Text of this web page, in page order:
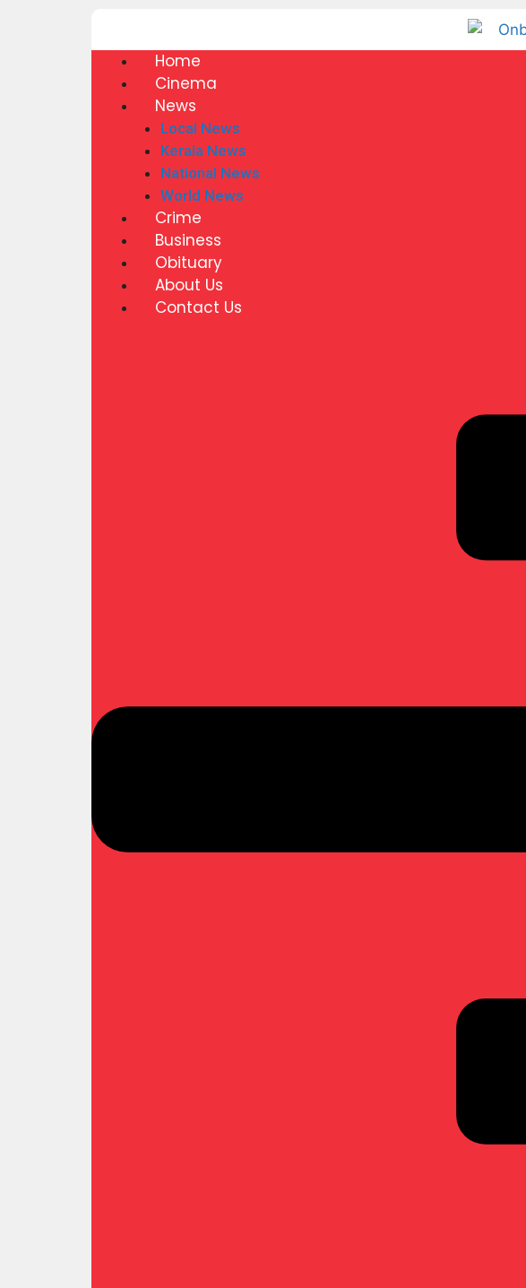
Home
Cinema
News
Local News
Kerala News
National News
World News
Crime
Business
Obituary
About Us
Contact Us